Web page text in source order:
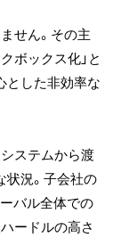
せん。その主
ボックス化」と
とした非効率な
ステムから渡
況。子会社の
バル全体での
ードルの高さ